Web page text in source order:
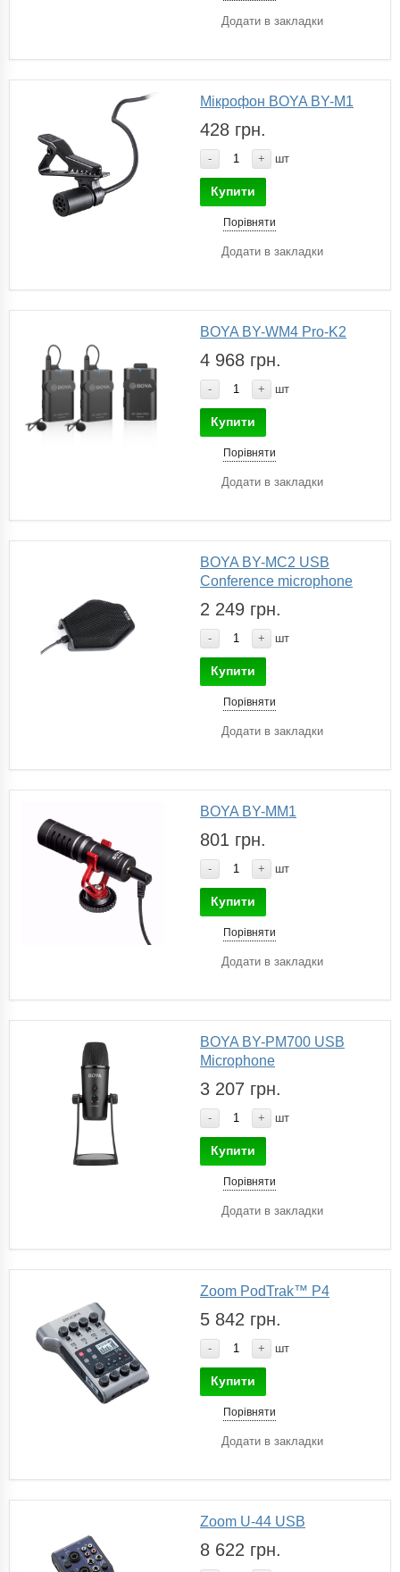
Додати в закладки
Мікрофон BOYA BY-M1
428 грн.
- + шт
Купити
Порівняти
Додати в закладки
BOYA BY-WM4 Pro-K2
4 968 грн.
- + шт
Купити
Порівняти
Додати в закладки
BOYA BY-MC2 USB
Conference microphone
2 249 грн.
- + шт
Купити
Порівняти
Додати в закладки
BOYA BY-MM1
801 грн.
- + шт
Купити
Порівняти
Додати в закладки
BOYA BY-PM700 USB
Microphone
3 207 грн.
- + шт
Купити
Порівняти
Додати в закладки
Zoom PodTrak™ P4
5 842 грн.
- + шт
Купити
Порівняти
Додати в закладки
Zoom U-44 USB
8 622 грн.